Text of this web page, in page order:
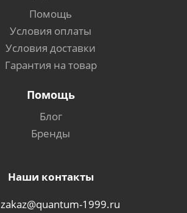
Помощь
Условия оплаты
Условия доставки
Гарантия на товар
Помощь
Блог
Бренды
Наши контакты
zakaz@quantum-1999.ru